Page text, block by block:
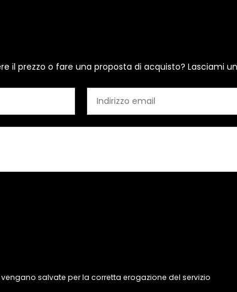
il prezzo o fare una proposta di acquisto? Lasciami
salvate per la corretta erogazione del servizio